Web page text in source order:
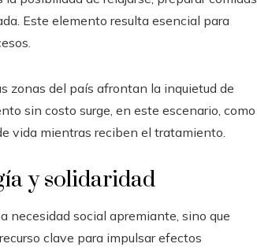
Este elemento resulta esencial para
zonas del país afrontan la inquietud de
sin costo surge, en este escenario, como
vida mientras reciben el tratamiento.
y solidaridad
necesidad social apremiante, sino que
clave para impulsar efectos